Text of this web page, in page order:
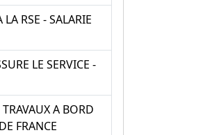
RSE - SALARIE
LE SERVICE -
A BORD
FRANCE